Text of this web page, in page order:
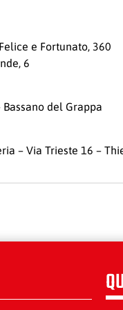
e Fortunato, 360
6
del Grappa
– Via Trieste 16 –